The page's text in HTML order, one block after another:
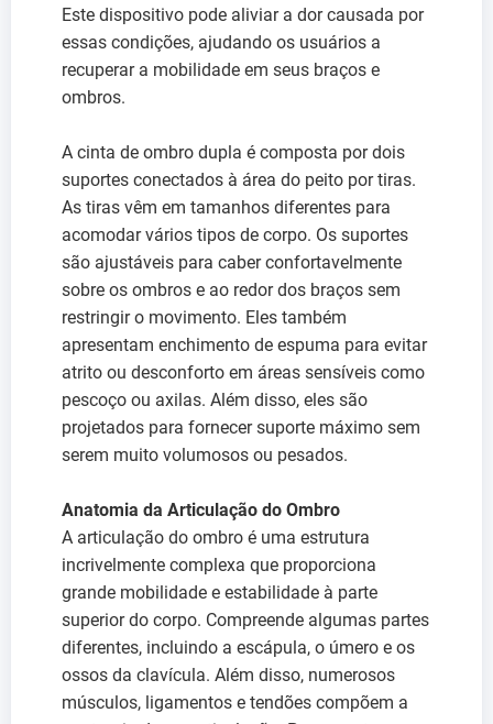
Este dispositivo pode aliviar a dor causada por
essas condições, ajudando os usuários a
recuperar a mobilidade em seus braços e
ombros.
A cinta de ombro dupla é composta por dois
suportes conectados à área do peito por tiras.
As tiras vêm em tamanhos diferentes para
acomodar vários tipos de corpo. Os suportes
são ajustáveis para caber confortavelmente
sobre os ombros e ao redor dos braços sem
restringir o movimento. Eles também
apresentam enchimento de espuma para evitar
atrito ou desconforto em áreas sensíveis como
pescoço ou axilas. Além disso, eles são
projetados para fornecer suporte máximo sem
serem muito volumosos ou pesados.
Anatomia da Articulação do Ombro
A articulação do ombro é uma estrutura
incrivelmente complexa que proporciona
grande mobilidade e estabilidade à parte
superior do corpo. Compreende algumas partes
diferentes, incluindo a escápula, o úmero e os
ossos da clavícula. Além disso, numerosos
músculos, ligamentos e tendões compõem a